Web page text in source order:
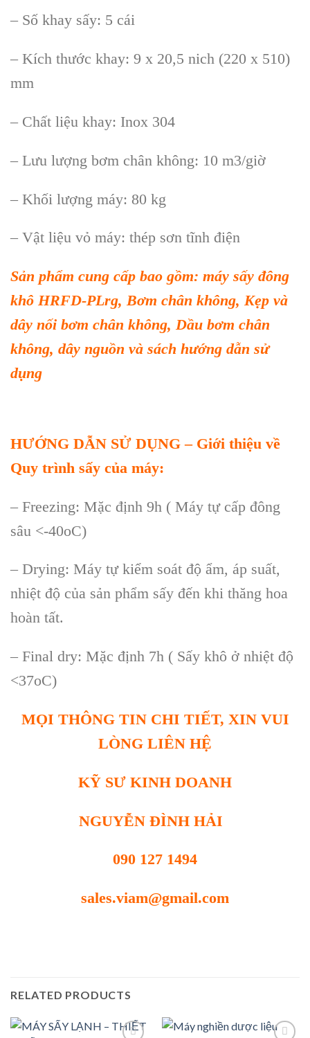
– Số khay sấy: 5 cái
– Kích thước khay: 9 x 20,5 nich (220 x 510)
mm
– Chất liệu khay: Inox 304
– Lưu lượng bơm chân không: 10 m3/giờ
– Khối lượng máy: 80 kg
– Vật liệu vỏ máy: thép sơn tĩnh điện
Sản phẩm cung cấp bao gồm: máy sấy đông
khô HRFD-PLrg, Bơm chân không, Kẹp và
dây nối bơm chân không, Dầu bơm chân
không, dây nguồn và sách hướng dẫn sử
dụng
HƯỚNG DẪN SỬ DỤNG – Giới thiệu về
Quy trình sấy của máy:
– Freezing: Mặc định 9h ( Máy tự cấp đông
sâu <-40oC)
– Drying: Máy tự kiểm soát độ ẩm, áp suất,
nhiệt độ của sản phẩm sấy đến khi thăng hoa
hoàn tất.
– Final dry: Mặc định 7h ( Sấy khô ở nhiệt độ
<37oC)
MỌI THÔNG TIN CHI TIẾT, XIN VUI
LÒNG LIÊN HỆ
KỸ SƯ KINH DOANH
NGUYỄN ĐÌNH HẢI
090 127 1494
sales.viam@gmail.com
RELATED PRODUCTS